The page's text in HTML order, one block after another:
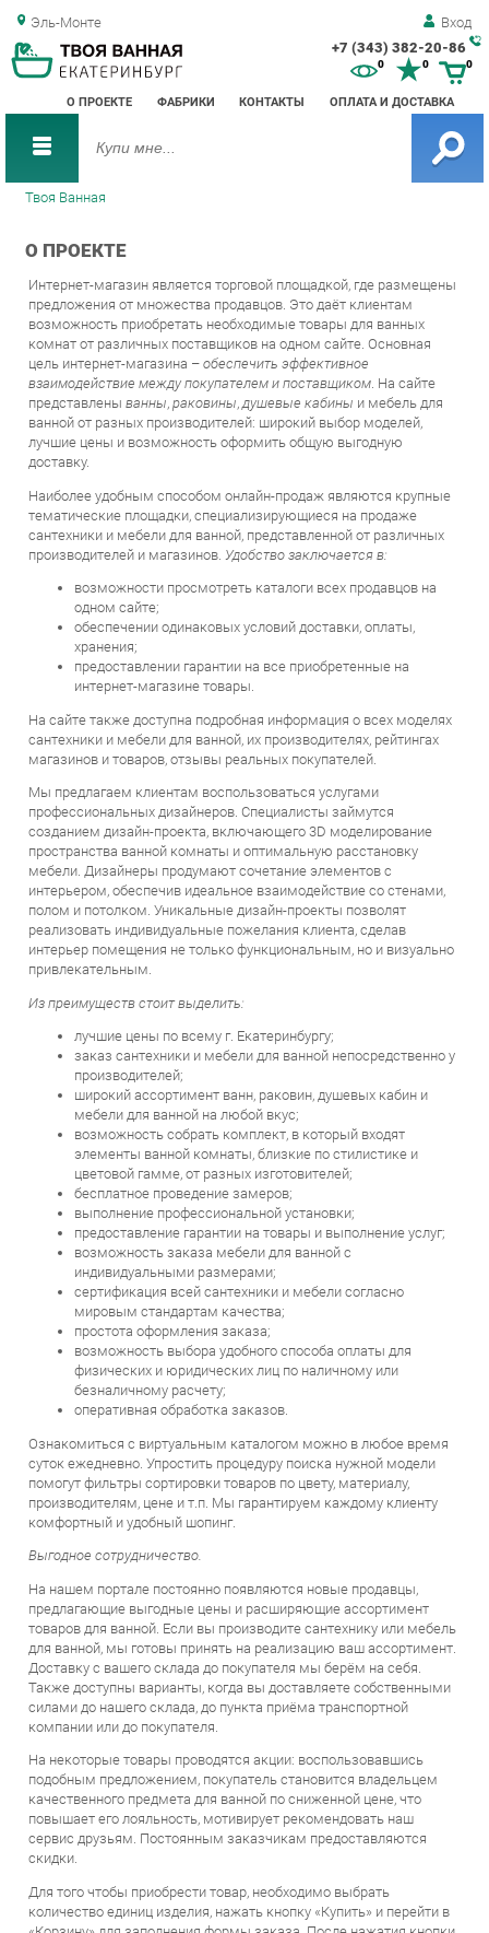
Эль-Монте Вход
+7 (343) 382-20-86
О ПРОЕКТЕ ФАБРИКИ КОНТАКТЫ ОПЛАТА И ДОСТАВКА
0 0
Твоя Ванная
О ПРОЕКТЕ
предложения от множества продавцов. Это даёт клиентам
возможность приобретать необходимые товары для ванных
комнат от различных поставщиков на одном сайте. Основная
цель интернет-магазина – обеспечить эффективное
взаимодействие между покупателем и поставщиком. На сайте
представленыванны,раковины,душевые кабиныи мебель для
ванной от разных производителей: широкий выбор моделей,
лучшие цены и возможность оформить общую выгодную
доставку.
Наиболее удобным способом онлайн-продаж являются крупные
тематические площадки, специализирующиеся на продаже
сантехники и мебели для ванной, представленной от различных
производителей и магазинов. Удобство заключается в:
возможности просмотреть каталоги всех продавцов на
одном сайте;
обеспечении одинаковых условий доставки, оплаты,
хранения;
предоставлении гарантии на все приобретенные на
интернет-магазине товары.
На сайте также доступна подробная информация о всех моделях
магазинов и товаров, отзывы реальных покупателей.
Мы предлагаем клиентам воспользоваться услугами
созданием дизайн-проекта, включающего 3D моделирование
пространства ванной комнаты и оптимальную расстановку
мебели. Дизайнеры продумают сочетание элементов с
интерьером, обеспечив идеальное взаимодействие со стенами,
полом и потолком. Уникальные дизайн-проекты позволят
реализовать индивидуальные пожелания клиента, сделав
интерьер помещения не только функциональным, но и визуально
привлекательным.
Из преимуществ стоит выделить:
заказ сантехники и мебели для ванной непосредственно у
производителей;
широкий ассортимент ванн, раковин, душевых кабин и
мебели для ванной на любой вкус;
возможность собрать комплект, в который входят
элементы ванной комнаты, близкие по стилистике и
цветовой гамме, от разных изготовителей;
бесплатное проведение замеров;
выполнение профессиональной установки;
предоставление гарантии на товары и выполнение услуг;
возможность заказа мебели для ванной с
индивидуальными размерами;
сертификация всей сантехники и мебели согласно
мировым стандартам качества;
простота оформления заказа;
возможность выбора удобного способа оплаты для
физических и юридических лиц по наличному или
безналичному расчету;
оперативная обработка заказов.
Ознакомиться с виртуальным каталогом можно в любое время
суток ежедневно. Упростить процедуру поиска нужной модели
помогут фильтры сортировки товаров по цвету, материалу,
производителям, цене и т.п. Мы гарантируем каждому клиенту
комфортный и удобный шопинг.
Выгодное сотрудничество.
На нашем портале постоянно появляются новые продавцы,
товаров для ванной. Если вы производите сантехнику или мебель
для ванной, мы готовы принять на реализацию ваш ассортимент.
Доставку с вашего склада до покупателя мы берём на себя.
Также доступны варианты, когда вы доставляете собственными
силами до нашего склада, до пункта приёма транспортной
компании или до покупателя.
На некоторые товары проводятся акции: воспользовавшись
подобным предложением, покупатель становится владельцем
качественного предмета для ванной по сниженной цене, что
сервис друзьям. Постоянным заказчикам предоставляются
скидки.
Для того чтобы приобрести товар, необходимо выбрать
количество единиц изделия, нажать кнопку «Купить» и перейти в
«Корзину» для заполнения формы заказа. После нажатия кнопки
товары мы отгружаем ежедневно. Заказ на партнёрский
ассортимент проверяется и передаётся продавцу после
подтверждения покупателем. Отследить заказ просто – для этого